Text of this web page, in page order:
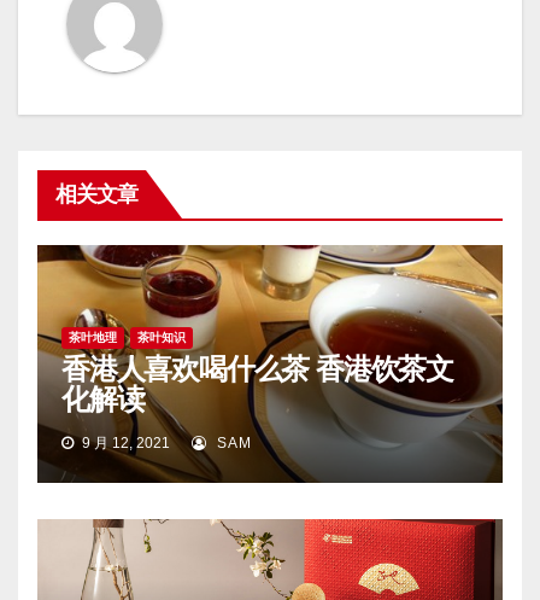
相关文章
茶叶地理 茶叶知识
香港人喜欢喝什么茶 香港饮茶文
化解读
9 月 12, 2021 SAM